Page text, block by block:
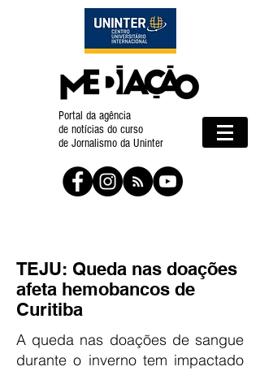
Portal da agência
de notícias do curso
de Jornalismo da Uninter
TEJU: Queda nas doações
afeta hemobancos de
Curitiba
A queda nas doações de sangue
durante o inverno tem impactado